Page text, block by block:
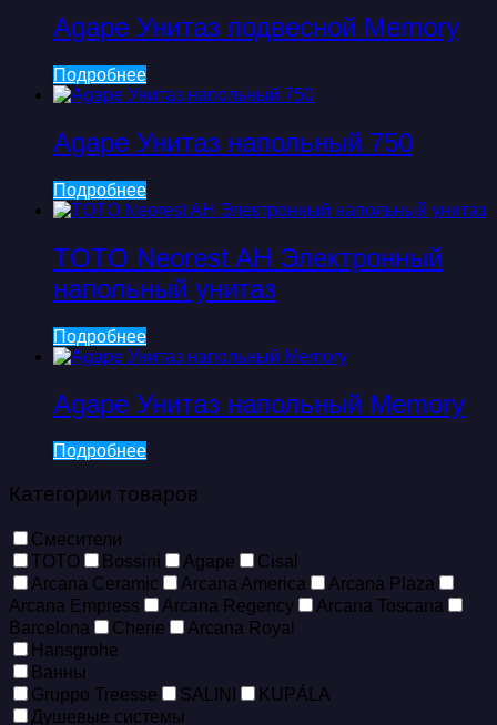
Agape Унитаз подвесной Memory
Подробнее
Agape Унитаз напольный 750
Подробнее
TOTO Neorest AH Электронный
напольный унитаз
Подробнее
Agape Унитаз напольный Memory
Подробнее
Категории товаров
Смесители
TOTO
Bossini Agape
Cisal
Arcana Ceramic
Arcana America
Arcana Plaza
Arcana Empress
Arcana Regency
Arcana Toscana
Barcelona
Cherie
Arcana Royal
Hansgrohe
Ванны
Gruppo Treesse
SALINI
KUPÁLA
Душевые системы